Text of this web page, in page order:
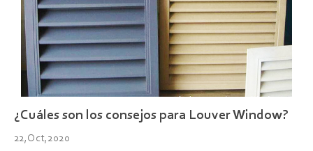
¿Cuáles son los consejos para Louver Window?
22,Oct,2020